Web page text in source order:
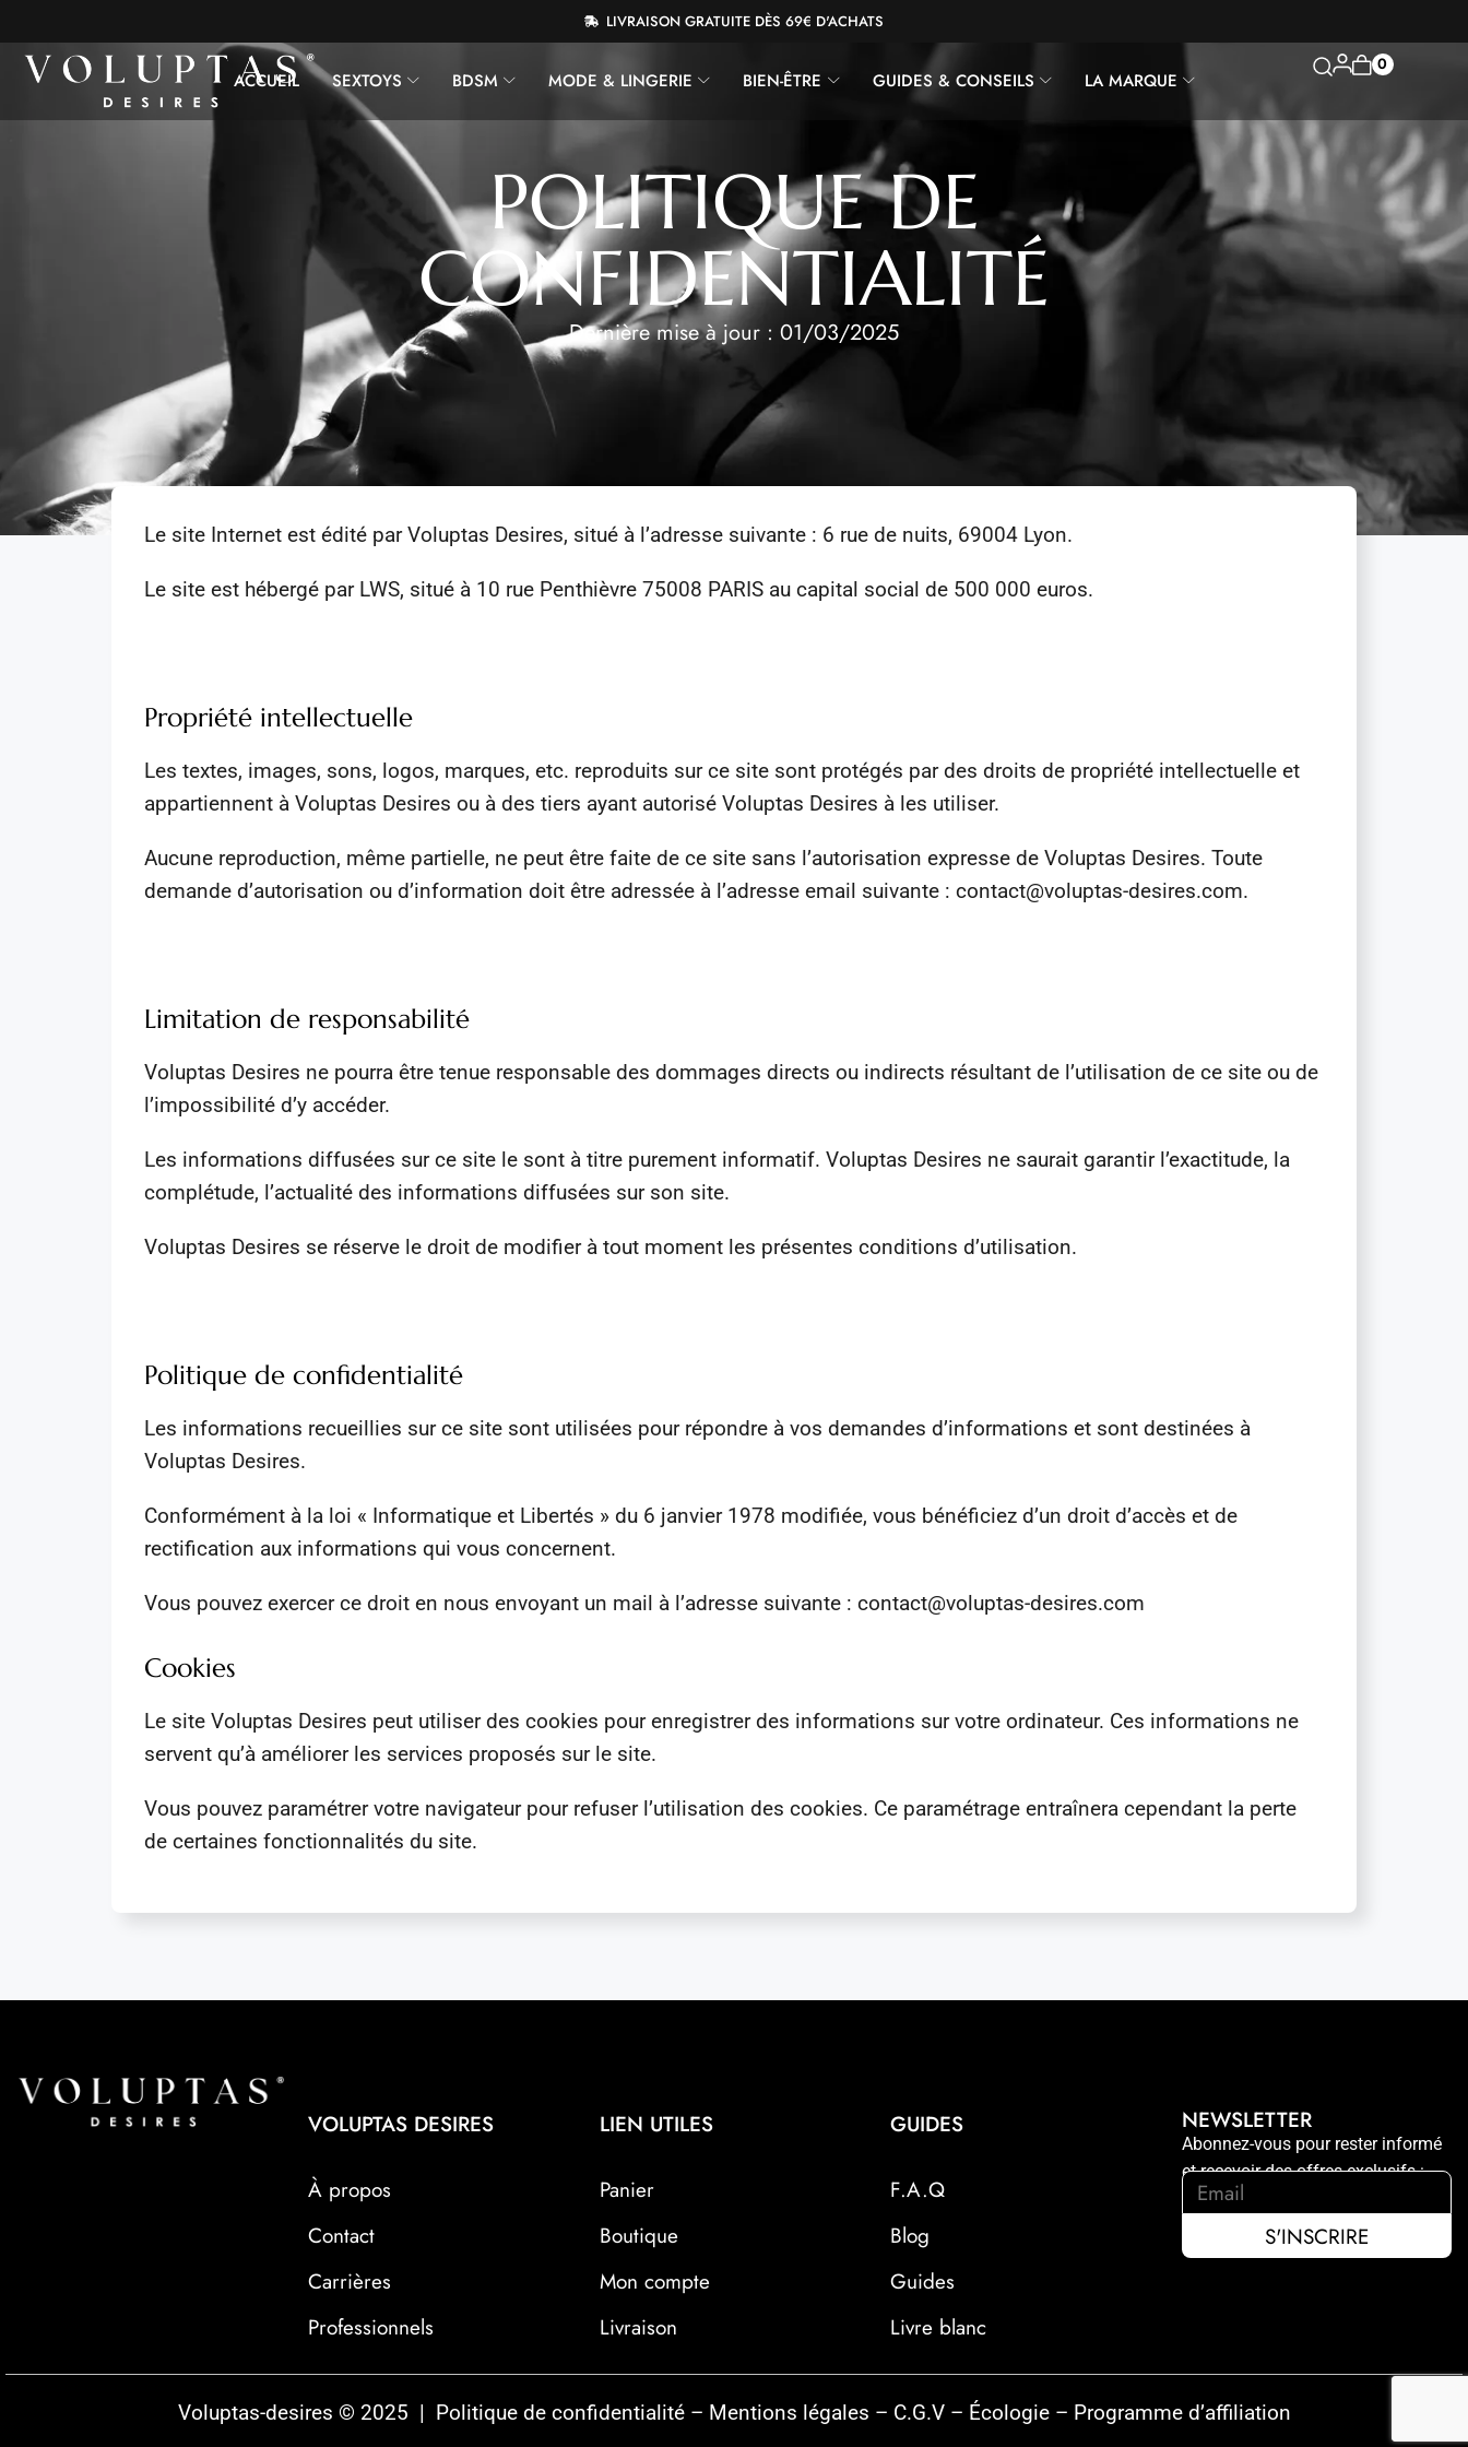
LIVRAISON GRATUITE DÈS 69€ D'ACHATS
ACCUEIL SEXTOYS BDSM MODE & LINGERIE BIEN-ÊTRE GUIDES & CONSEILS LA MARQUE
0
POLITIQUE DE
CONFIDENTIALITÉ
Dernière mise à jour : 01/03/2025
Le site Internet est édité par Voluptas Desires, situé à l’adresse suivante : 6 rue de nuits, 69004 Lyon.
Le site est hébergé par LWS, situé à 10 rue Penthièvre 75008 PARIS au capital social de 500 000 euros.
Propriété intellectuelle
Les textes, images, sons, logos, marques, etc. reproduits sur ce site sont protégés par des droits de propriété intellectuelle et
appartiennent à Voluptas Desires ou à des tiers ayant autorisé Voluptas Desires à les utiliser.
Aucune reproduction, même partielle, ne peut être faite de ce site sans l’autorisation expresse de Voluptas Desires. Toute
demande d’autorisation ou d’information doit être adressée à l’adresse email suivante : contact@voluptas-desires.com.
Limitation de responsabilité
Voluptas Desires ne pourra être tenue responsable des dommages directs ou indirects résultant de l’utilisation de ce site ou de
l’impossibilité d’y accéder.
Les informations diffusées sur ce site le sont à titre purement informatif. Voluptas Desires ne saurait garantir l’exactitude, la
complétude, l’actualité des informations diffusées sur son site.
Voluptas Desires se réserve le droit de modifier à tout moment les présentes conditions d’utilisation.
Politique de confidentialité
Les informations recueillies sur ce site sont utilisées pour répondre à vos demandes d’informations et sont destinées à
Voluptas Desires.
Conformément à la loi « Informatique et Libertés » du 6 janvier 1978 modifiée, vous bénéficiez d’un droit d’accès et de
rectification aux informations qui vous concernent.
Vous pouvez exercer ce droit en nous envoyant un mail à l’adresse suivante : contact@voluptas-desires.com
Cookies
Le site Voluptas Desires peut utiliser des cookies pour enregistrer des informations sur votre ordinateur. Ces informations ne
servent qu’à améliorer les services proposés sur le site.
Vous pouvez paramétrer votre navigateur pour refuser l’utilisation des cookies. Ce paramétrage entraînera cependant la perte
de certaines fonctionnalités du site.
VOLUPTAS DESIRES
À propos
Contact
Carrières
Professionnels
LIEN UTILES
Panier
Boutique
Mon compte
Livraison
GUIDES
F.A.Q
Blog
Guides
Livre blanc
NEWSLETTER
Abonnez-vous pour rester informé
et recevoir des offres exclusifs :
Voluptas-desires © 2025 | Politique de confidentialité– Mentions légales – C.G.V– Écologie– Programme d’affiliation
-10%
LA BOUTIQUE
AVEC LE CODE